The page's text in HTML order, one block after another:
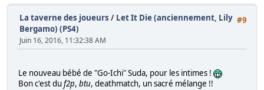
#9
La taverne des joueurs / Let It Die (anciennement, Lily
Bergamo) (PS4)
Juin 16, 2016, 11:32:38 AM
Le nouveau bébé de "Go-Ichi" Suda, pour les intimes !
Bon c'est duf2p, btu, deathmatch, un sacré mélange !!